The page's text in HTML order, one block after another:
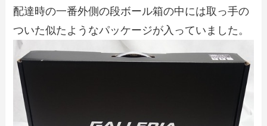
配達時の一番外側の段ボール箱の中には取っ手の
ついた似たようなパッケージが入っていました。